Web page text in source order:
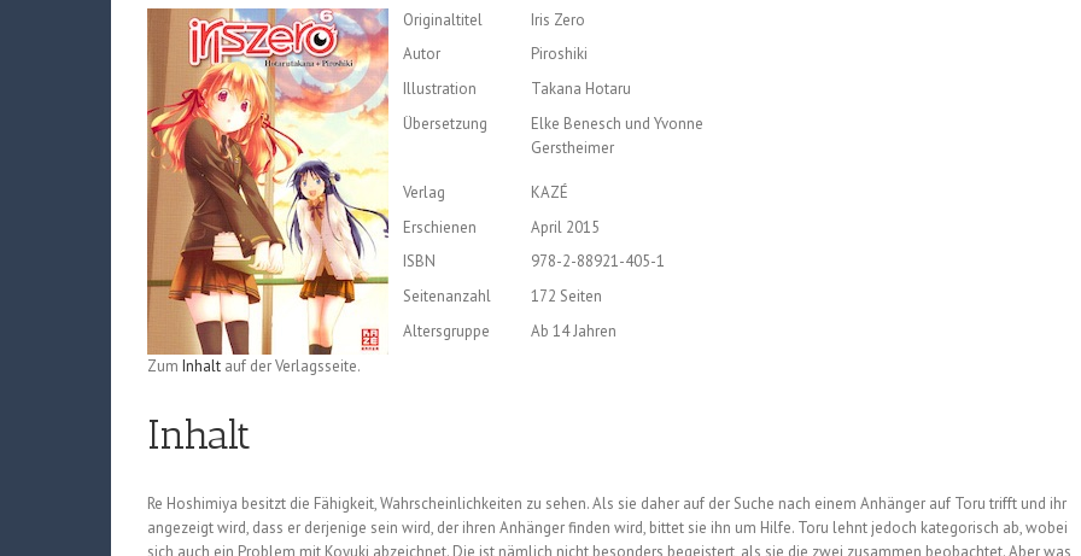
Originaltitel
Iris Zero
Autor
Piroshiki
Illustration
Takana Hotaru
Übersetzung
Elke Benesch und Yvonne
Gerstheimer
Verlag
KAZÉ
Erschienen
April 2015
ISBN
978-2-88921-405-1
Seitenanzahl
172 Seiten
Altersgruppe
Ab 14 Jahren
Zum Inhalt auf der Verlagsseite.
Inhalt
Re Hoshimiya besitzt die Fähigkeit, Wahrscheinlichkeiten zu sehen. Als sie daher auf der Suche nach einem Anhänger auf Toru trifft und ihr
angezeigt wird, dass er derjenige sein wird, der ihren Anhänger finden wird, bittet sie ihn um Hilfe. Toru lehnt jedoch kategorisch ab, wobei
sich auch ein Problem mit Koyuki abzeichnet. Die ist nämlich nicht besonders begeistert, als sie die zwei zusammen beobachtet. Aber was